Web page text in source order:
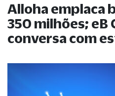
Alloha emplaca
350 milhões; eB
conversa com